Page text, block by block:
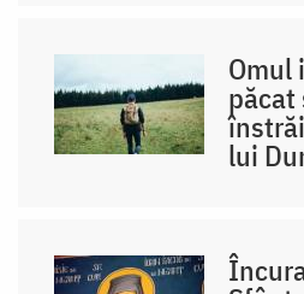
Omul
păcat
lui